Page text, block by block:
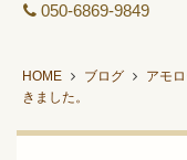
050-6869-9849
HOME ブログ アモ
きました。